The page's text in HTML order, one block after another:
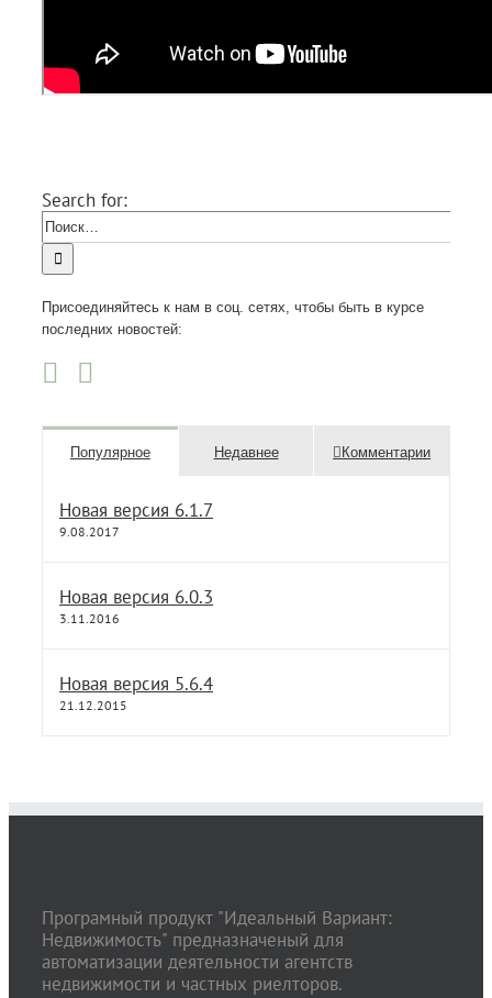
Search for:
Присоединяйтесь к нам в соц. сетях, чтобы быть в курсе
последних новостей:
Популярное Недавнее Комментарии
Новая версия 6.1.7
9.08.2017
Новая версия 6.0.3
3.11.2016
Новая версия 5.6.4
21.12.2015
Програмный продукт "Идеальный Вариант:
Недвижимость" предназначеный для
автоматизации деятельности агентств
недвижимости и частных риелторов.